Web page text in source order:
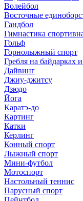
Волейбол
Восточные
Гандбол
Гимнастика
Гольф
Горнолыжный спорт
Гребля на байдарках
Дайвинг
Джиу-джитсу
Дзюдо
Йога
Каратэ-до
Картинг
Катки
Керлинг
Конный спорт
Лыжный спорт
Мини-футбол
Мотоспорт
Настольный теннис
Парусный спорт